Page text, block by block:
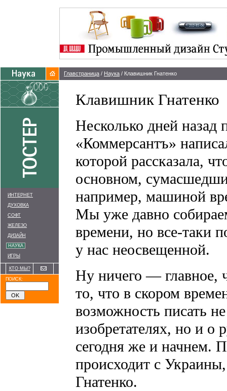
Главстраница / Наука / Клавишник Гнатенко
ИНТЕРНЕТ
ДУХОВКА
СОФТ
ЖЕЛЕЗО
ДИЗАЙН
НАУКА
ИГРЫ
КТО МЫ?
ПОИСК:
Клавишник Гнатенко
Несколько дней назад
«Коммерсантъ»
которой рассказала,
основном,
например, машиной
Мы уже давно
времени, но все-таки
у нас неосвещенной.
Ну ничего — главное,
то, что в скором
возможность писать
изобретателях, но и о
сегодня же и начнем.
происходит с
Гнатенко.